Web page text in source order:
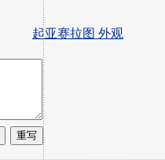
起亚赛拉图 外观